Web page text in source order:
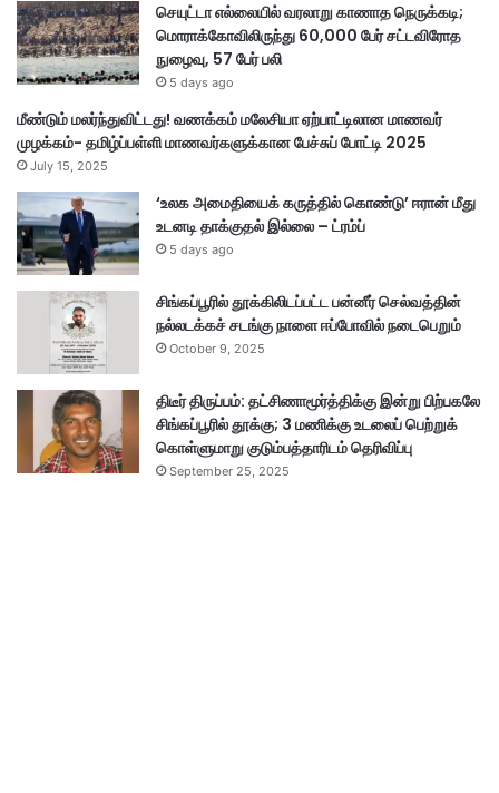
செயுட்டா எல்லையில் வரலாறு காணாத நெருக்கடி;
மொராக்கோவிலிருந்து 60,000 பேர் சட்டவிரோத
நுழைவு, 57 பேர் பலி
5 days ago
மீண்டும் மலர்ந்துவிட்டது! வணக்கம் மலேசியா ஏற்பாட்டிலான மாணவர்
முழக்கம்- தமிழ்ப்பள்ளி மாணவர்களுக்கான பேச்சுப் போட்டி 2025
July 15, 2025
‘உலக அமைதியைக் கருத்தில் கொண்டு’ ஈரான் மீது
உடனடி தாக்குதல் இல்லை – ட்ரம்ப்
5 days ago
சிங்கப்பூரில் தூக்கிலிடப்பட்ட பன்னீர் செல்வத்தின்
நல்லடக்கச் சடங்கு நாளை ஈப்போவில் நடைபெறும்
October 9, 2025
திடீர் திருப்பம்: தட்சிணாமூர்த்திக்கு இன்று பிற்பகலே
சிங்கப்பூரில் தூக்கு; 3 மணிக்கு உடலைப் பெற்றுக்
கொள்ளுமாறு குடும்பத்தாரிடம் தெரிவிப்பு
September 25, 2025